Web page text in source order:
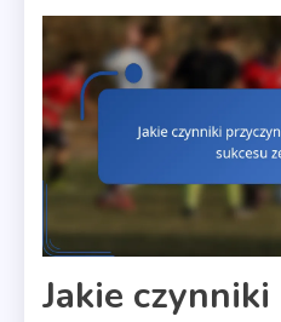
Jakie